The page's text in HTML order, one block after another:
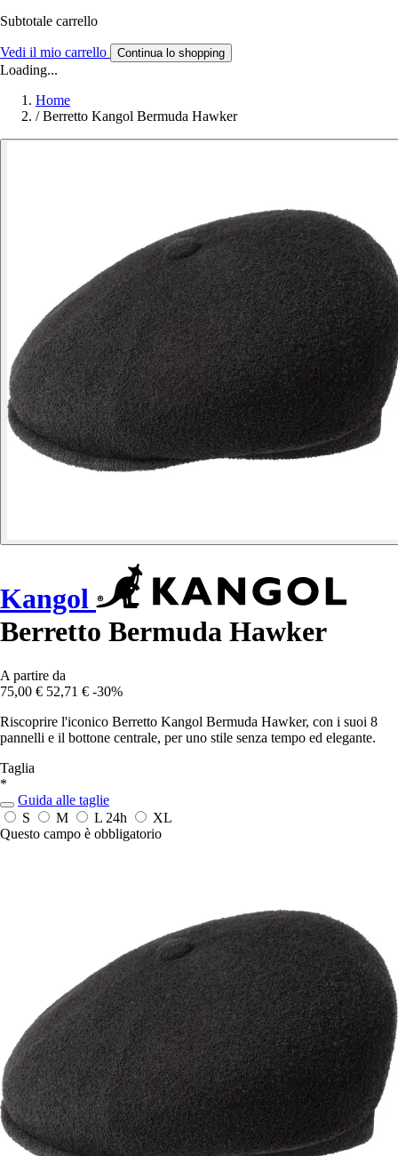
Subtotale carrello
Vedi il mio carrello Continua lo shopping
Loading...
Home
/ Berretto Kangol Bermuda Hawker
Kangol
Berretto Bermuda Hawker
A partire da
75,00 € 52,71 € -30%
Riscoprire l'iconico Berretto Kangol Bermuda Hawker, con i suoi 8
pannelli e il bottone centrale, per uno stile senza tempo ed elegante.
Taglia
*
Guida alle taglie
S
M L 24h
XL
Questo campo è obbligatorio